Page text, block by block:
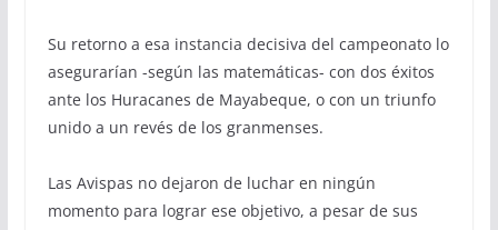
Su retorno a esa instancia decisiva del campeonato lo
asegurarían -según las matemáticas- con dos éxitos
ante los Huracanes de Mayabeque, o con un triunfo
unido a un revés de los granmenses.
Las Avispas no dejaron de luchar en ningún
momento para lograr ese objetivo, a pesar de sus